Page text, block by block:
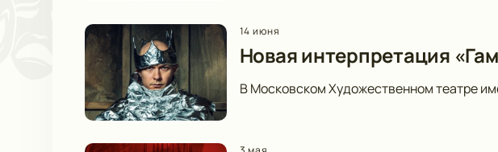
14 июня
Новая интерпретация
В Московском Художественном театре